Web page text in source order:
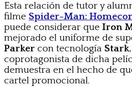
Esta relación de tutor y
filme Spider-Man:
puede considerar que Iron
mejorado el uniforme de
Parker con tecnología Stark
coprotagonista de dicha
demuestra en el hecho de
cartel promocional.